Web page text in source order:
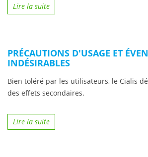
Lire la suite
PRÉCAUTIONS D'USAGE ET
INDÉSIRABLES
Bien toléré par les utilisateurs, le Cialis
des effets secondaires.
Lire la suite